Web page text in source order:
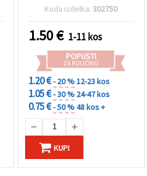
Koda izdelka:302750
1.50€ 1-11 kos
POPUSTI
ZA KOLIČINO
1.20 €- 20 %12-23 kos
1.05 €- 30 % 24-47 kos
0.75 €- 50 %48 kos +
KUPI